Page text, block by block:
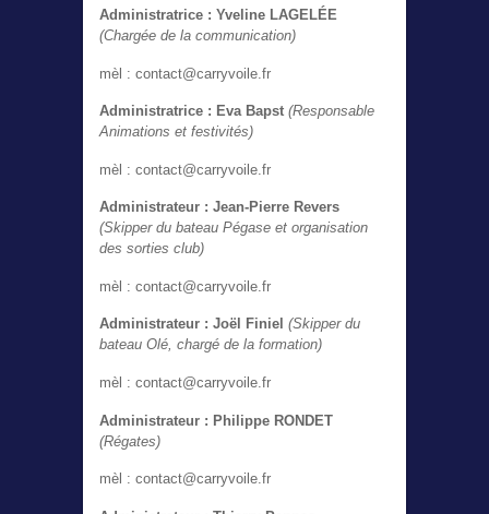
Administratrice : Yveline LAGELÉE
(Chargée de la communication)
mèl : contact@carryvoile.fr
Administratrice : Eva Bapst (Responsable
Animations et festivités)
mèl : contact@carryvoile.fr
Administrateur : Jean-Pierre Revers
(Skipper du bateau Pégase et organisation
des sorties club)
mèl : contact@carryvoile.fr
Administrateur : Joël Finiel(Skipper du
bateau Olé, chargé de la formation)
mèl : contact@carryvoile.fr
Administrateur : Philippe RONDET
(Régates)
mèl : contact@carryvoile.fr